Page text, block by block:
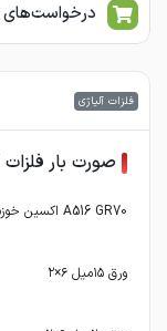
فلزات آلیاژی
صورت بار فلزات